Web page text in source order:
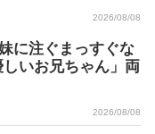
2026/08/08
に注ぐまっすぐな
いお兄ちゃん」両
2026/08/08